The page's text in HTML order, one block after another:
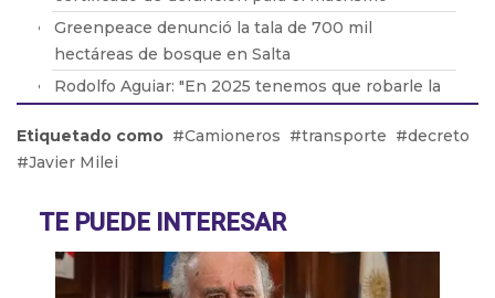
Greenpeace denunció la tala de 700 mil
hectáreas de bosque en Salta
Rodolfo Aguiar: "En 2025 tenemos que robarle la
Las ventas de las PyMEs crecieron un 1%
respecto al 2023
del mes"
Etiquetado como Camioneros transporte
decreto
Javier Milei
TE PUEDE INTERESAR